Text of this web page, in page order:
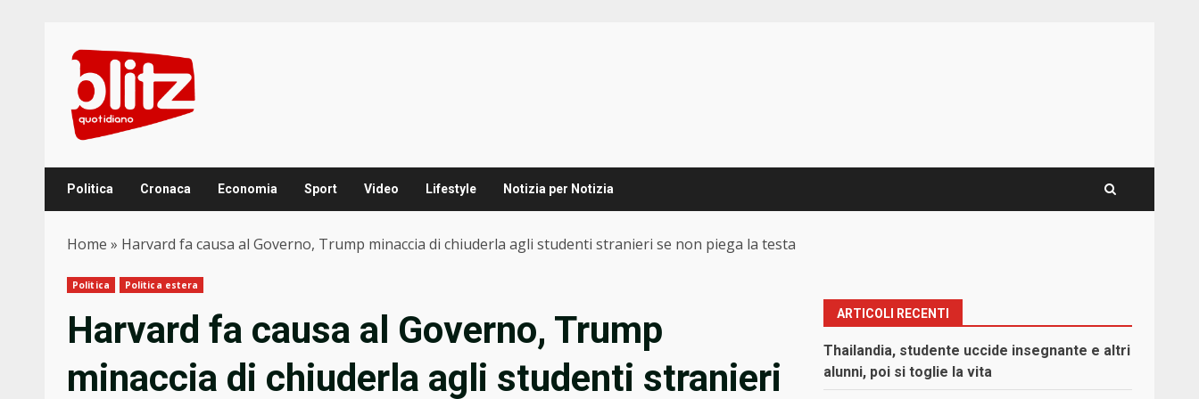
content
Politica Cronaca Economia Sport Video Lifestyle Notizia per Notizia
Home » Harvard fa causa al Governo, Trump minaccia di chiuderla agli studenti stranieri se non piega la testa
Politica Politica estera
Harvard fa causa al Governo, Trump
minaccia di chiuderla agli studenti stranieri
ARTICOLI RECENTI
Thailandia, studente uccide insegnante e altri
alunni, poi si toglie la vita